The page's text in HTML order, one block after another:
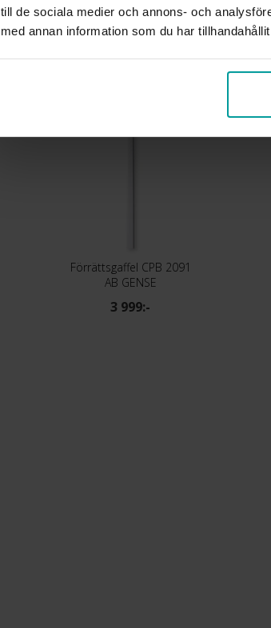
till de sociala medier och annons- och
med annan information som du har
Förrättsgaffel CPB 2091
AB GENSE
3 999:-